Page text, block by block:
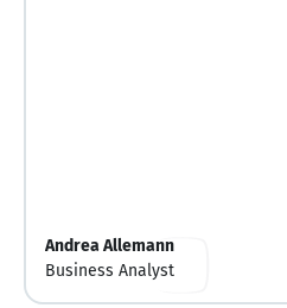
Andrea Allemann
Business Analyst